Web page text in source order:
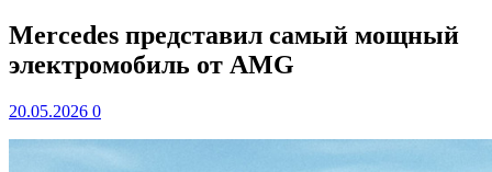
Mercedes представил самый мощный
электромобиль от AMG
20.05.2026 0